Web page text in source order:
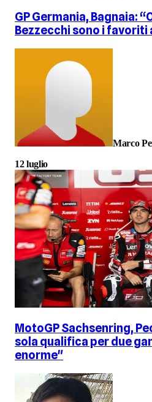
GP Germania, Bagnaia:
Bezzecchi sono i favoriti
Marco
12 luglio
MotoGP Sachsenring,
sola qualifica per due
enorme"